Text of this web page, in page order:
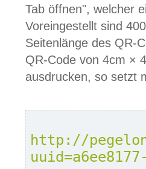
Tab öffnen", welcher
Voreingestellt sind
Seitenlänge des QR-
QR-Code von 4cm ×
ausdrucken, so setzt
http://